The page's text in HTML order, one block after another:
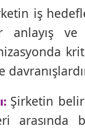
iş
ve
Şirketin
arasında